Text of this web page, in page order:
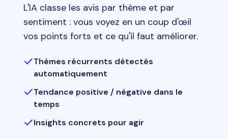
L'IA classe les avis par thème et par
sentiment : vous voyez en un coup d'œil
vos points forts et ce qu'il faut améliorer.
Thèmes récurrents détectés
automatiquement
Tendance positive / négative dans le
temps
Insights concrets pour agir